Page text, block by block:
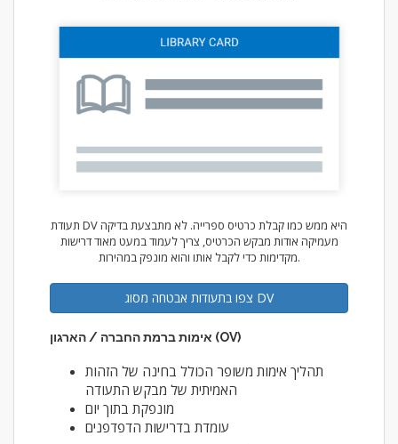
תעודת DV היא ממש כמו קבלת כרטיס ספרייה. לא מתבצעת בדיקה
מעמיקה אודות מבקש הכרטיס, צריך לעמוד במעט מאוד דרישות
מקדימות כדי לקבל אותו והוא מונפק במהירות.
צפו בתעודות אבטחה מסוג DV
אימות ברמת החברה / הארגון (OV)
תהליך אימות משופר הכולל בחינה של הזהות
האמיתית של מבקש התעודה
מונפקת בתוך יום
עומדת בדרישות הדפדפנים